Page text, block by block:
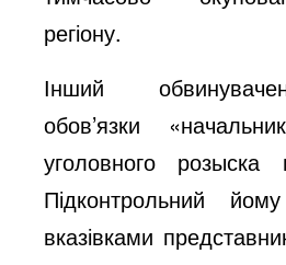
регіону.
Інший
обов’язки
уголовного
Підконтрольний
вказівками